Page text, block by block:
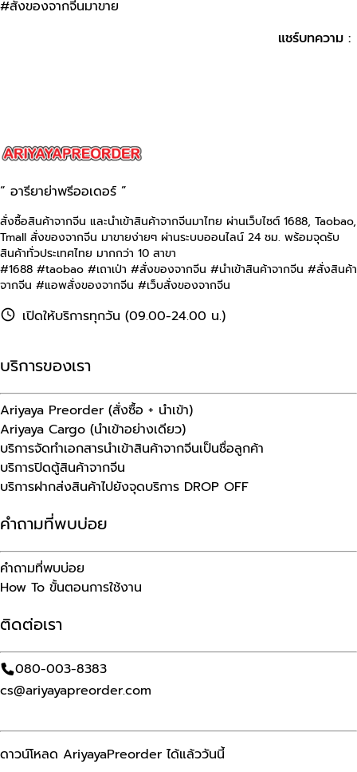
#สั่งของจากจีนมาขาย
แชร์บทความ :
“ อารียาย่าพรีออเดอร์ ”
สั่งซื้อสินค้าจากจีน และนำเข้าสินค้าจากจีนมาไทย ผ่านเว็บไซต์ 1688, Taobao,
Tmall สั่งของจากจีน มาขายง่ายๆ ผ่านระบบออนไลน์ 24 ชม. พร้อมจุดรับ
สินค้าทั่วประเทศไทย มากกว่า 10 สาขา
#1688 #taobao #เถาเป่า #สั่งของจากจีน #นําเข้าสินค้าจากจีน #สั่งสินค้า
จากจีน #แอพสั่งของจากจีน #เว็บสั่งของจากจีน
เปิดให้บริการทุกวัน (09.00-24.00 น.)
บริการของเรา
Ariyaya Preorder (สั่งซื้อ + นำเข้า)
Ariyaya Cargo (นำเข้าอย่างเดียว)
บริการจัดทำเอกสารนำเข้าสินค้าจากจีนเป็นชื่อลูกค้า
บริการปิดตู้สินค้าจากจีน
บริการฝากส่งสินค้าไปยังจุดบริการ DROP OFF
คำถามที่พบบ่อย
คำถามที่พบบ่อย
How To ขั้นตอนการใช้งาน
ติดต่อเรา
080-003-8383
cs@ariyayapreorder.com
ดาวน์โหลด AriyayaPreorder ได้แล้ววันนี้